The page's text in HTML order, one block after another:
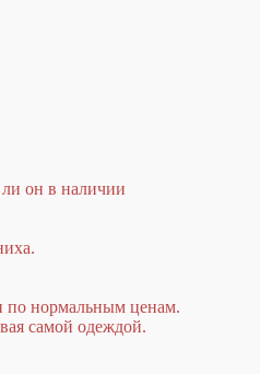
ли он в наличии
по нормальным ценам.
самой одеждой.